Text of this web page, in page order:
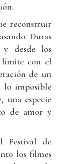
reconstruir
Duras
y desde los
límite con el
de un
lo imposible
una especie
de amor y
Festival de
los filmes